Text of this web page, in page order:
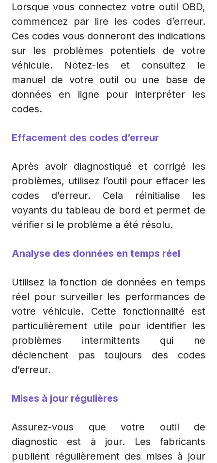
Lorsque vous connectez votre outil OBD,
commencez par lire les codes d’erreur.
Ces codes vous donneront des indications
sur les problèmes potentiels de votre
véhicule. Notez-les et consultez le
manuel de votre outil ou une base de
données en ligne pour interpréter les
codes.
Effacement des codes d’erreur
Après avoir diagnostiqué et corrigé les
problèmes, utilisez l’outil pour effacer les
codes d’erreur. Cela réinitialise les
voyants du tableau de bord et permet de
vérifier si le problème a été résolu.
Analyse des données en temps réel
Utilisez la fonction de données en temps
réel pour surveiller les performances de
votre véhicule. Cette fonctionnalité est
particulièrement utile pour identifier les
problèmes intermittents qui ne
déclenchent pas toujours des codes
d’erreur.
Mises à jour régulières
Assurez-vous que votre outil de
diagnostic est à jour. Les fabricants
publient régulièrement des mises à jour